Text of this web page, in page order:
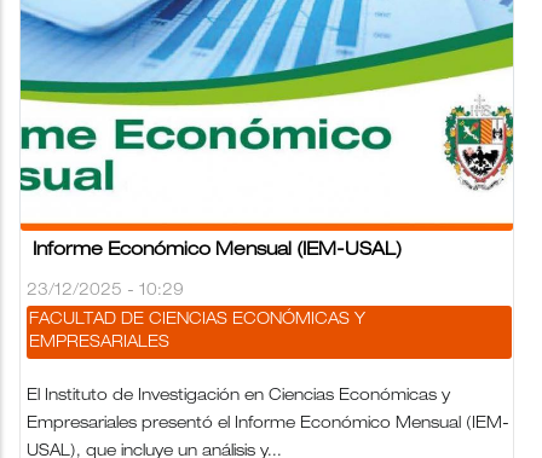
Informe Económico Mensual (IEM-USAL)
23/12/2025 - 10:29
FACULTAD DE CIENCIAS ECONÓMICAS Y
EMPRESARIALES
El Instituto de Investigación en Ciencias Económicas y
Empresariales presentó el Informe Económico Mensual (IEM-
USAL), que incluye un análisis y...